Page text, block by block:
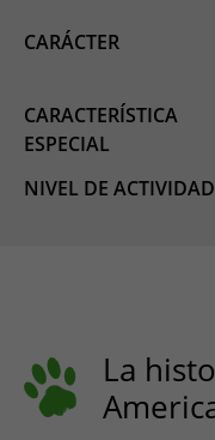
CARÁCTER
CARACTERÍSTICA
ESPECIAL
NIVEL DE ACTIVIDAD
La